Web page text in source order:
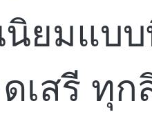
ยมแบ
เสรี ทุก